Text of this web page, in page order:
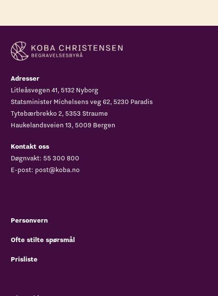
Adresser
Litleåsvegen 41, 5132 Nyborg
Statsminister Michelsens veg 62, 5230 Paradis
Tytebærbrekko 2, 5353 Straume
Haukelandsveien 13, 5009 Bergen
Kontakt oss
Døgnvakt: 55 300 800
E-post: post@koba.no
Personvern
Ofte stilte spørsmål
Prisliste